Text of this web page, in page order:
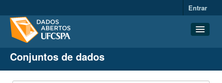
Entrar
Conjuntos de dados
Organizações
Conjuntos de dados